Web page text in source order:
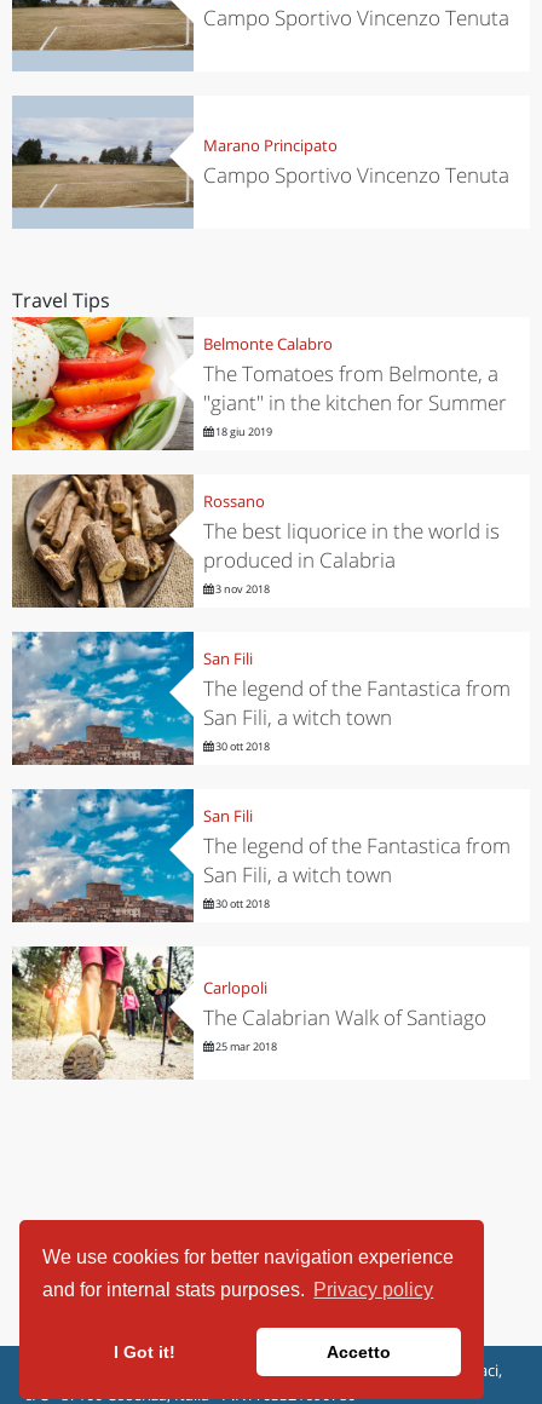
We use cookies for better navigation experience
and for internal stats purposes. Privacy policy
I Got it! Accetto
Campo Sportivo Vincenzo Tenuta
Marano Principato
Campo Sportivo Vincenzo Tenuta
Travel Tips
Belmonte Calabro
The Tomatoes from Belmonte, a
"giant" in the kitchen for Summer
18 giu 2019
Rossano
The best liquorice in the world is
produced in Calabria
3 nov 2018
San Fili
The legend of the Fantastica from
San Fili, a witch town
30 ott 2018
San Fili
The legend of the Fantastica from
San Fili, a witch town
30 ott 2018
Carlopoli
The Calabrian Walk of Santiago
25 mar 2018
ViaggiArt - © 2013-2026 Altrama Italia SRL | Piazza Caduti di Capaci,
6/C - 87100 Cosenza, Italia - P.IVA 03321690780